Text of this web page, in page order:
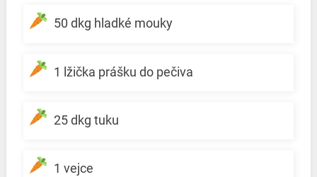
50 dkg hladké mouky
1 lžička prášku do pečiva
25 dkg tuku
1 vejce